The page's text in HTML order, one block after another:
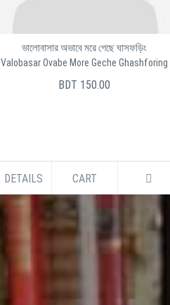
ভালোবাসার অভাবে মরে গেছে ঘাসফড়িং
Valobasar Ovabe More Geche Ghashforing
BDT 150.00
DETAILS CART